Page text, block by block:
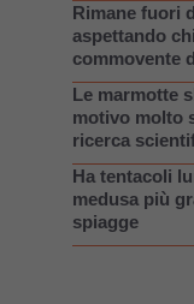
Rimane fuori
aspettando
commovente
Le marmotte
motivo molto
ricerca
Ha tentacoli
medusa più
spiagge